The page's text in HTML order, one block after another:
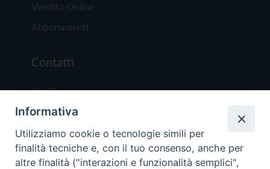
Vendita Online
Abbonamenti
Contatti
Chi Siamo
Redazione
Scrivici
Informativa
Utilizziamo cookie o tecnologie simili per
finalità tecniche e, con il tuo consenso, anche per
altre finalità ("interazioni e funzionalità semplici",